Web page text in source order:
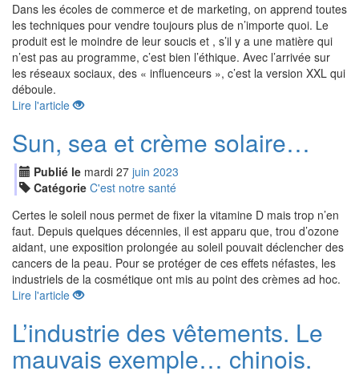
Dans les écoles de commerce et de marketing, on apprend toutes
les techniques pour vendre toujours plus de n’importe quoi. Le
produit est le moindre de leur soucis et , s’il y a une matière qui
n’est pas au programme, c’est bien l’éthique. Avec l’arrivée sur
les réseaux sociaux, des « influenceurs », c’est la version XXL qui
déboule.
Lire l'article
Sun, sea et crème solaire…
Publié le mardi 27 juin 2023
Catégorie C'est notre santé
Certes le soleil nous permet de fixer la vitamine D mais trop n’en
faut. Depuis quelques décennies, il est apparu que, trou d’ozone
aidant, une exposition prolongée au soleil pouvait déclencher des
cancers de la peau. Pour se protéger de ces effets néfastes, les
industriels de la cosmétique ont mis au point des crèmes ad hoc.
Lire l'article
L’industrie des vêtements. Le
mauvais exemple… chinois.